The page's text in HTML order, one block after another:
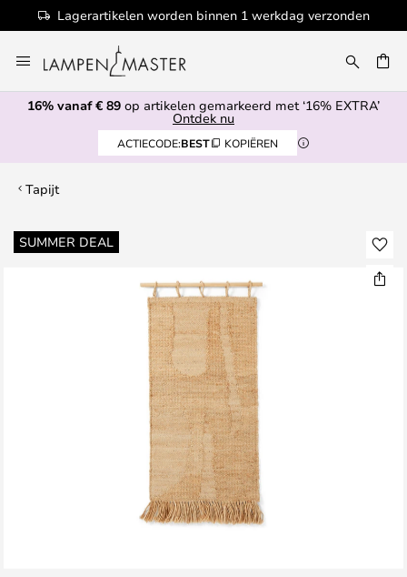
Lagerartikelen worden binnen 1 werkdag verzonden
naar
de
inhoud
16% vanaf € 89 op artikelen gemarkeerd met ‘16% EXTRA’
Ontdek nu
ACTIECODE:BEST KOPIËREN
Tapijt
SUMMER DEAL
Ga
naar